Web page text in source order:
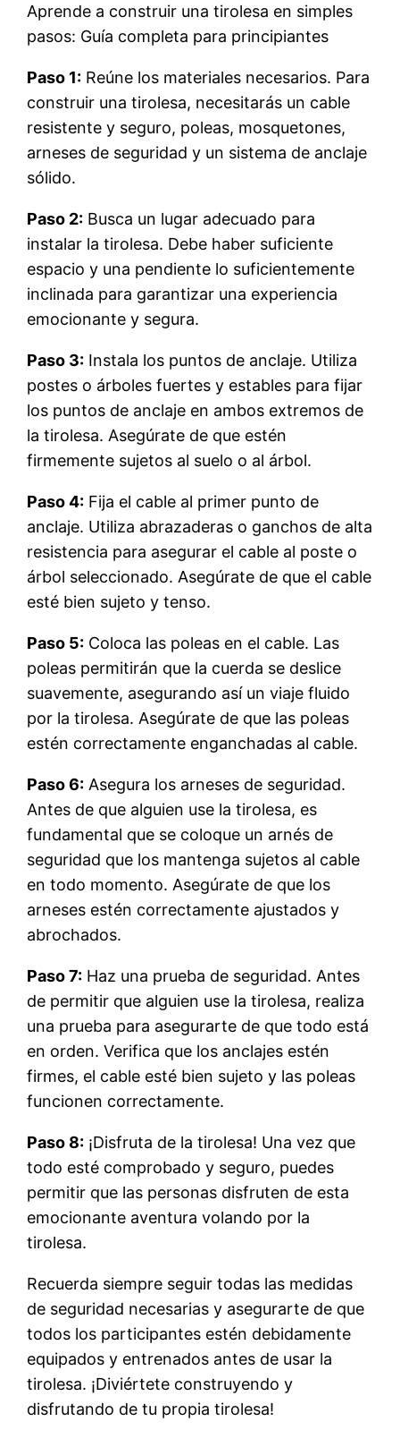
Aprende a construir una tirolesa en simples
pasos: Guía completa para principiantes
Paso 1: Reúne los materiales necesarios. Para
construir una tirolesa, necesitarás un cable
resistente y seguro, poleas, mosquetones,
arneses de seguridad y un sistema de anclaje
sólido.
Paso 2: Busca un lugar adecuado para
instalar la tirolesa. Debe haber suficiente
espacio y una pendiente lo suficientemente
inclinada para garantizar una experiencia
emocionante y segura.
Paso 3: Instala los puntos de anclaje. Utiliza
postes o árboles fuertes y estables para fijar
los puntos de anclaje en ambos extremos de
la tirolesa. Asegúrate de que estén
firmemente sujetos al suelo o al árbol.
Paso 4: Fija el cable al primer punto de
anclaje. Utiliza abrazaderas o ganchos de alta
resistencia para asegurar el cable al poste o
árbol seleccionado. Asegúrate de que el cable
esté bien sujeto y tenso.
Paso 5: Coloca las poleas en el cable. Las
poleas permitirán que la cuerda se deslice
suavemente, asegurando así un viaje fluido
por la tirolesa. Asegúrate de que las poleas
estén correctamente enganchadas al cable.
Paso 6: Asegura los arneses de seguridad.
Antes de que alguien use la tirolesa, es
fundamental que se coloque un arnés de
seguridad que los mantenga sujetos al cable
en todo momento. Asegúrate de que los
arneses estén correctamente ajustados y
abrochados.
Paso 7: Haz una prueba de seguridad. Antes
de permitir que alguien use la tirolesa, realiza
una prueba para asegurarte de que todo está
en orden. Verifica que los anclajes estén
firmes, el cable esté bien sujeto y las poleas
funcionen correctamente.
Paso 8: ¡Disfruta de la tirolesa! Una vez que
todo esté comprobado y seguro, puedes
permitir que las personas disfruten de esta
emocionante aventura volando por la
tirolesa.
Recuerda siempre seguir todas las medidas
de seguridad necesarias y asegurarte de que
todos los participantes estén debidamente
equipados y entrenados antes de usar la
tirolesa. ¡Diviértete construyendo y
disfrutando de tu propia tirolesa!